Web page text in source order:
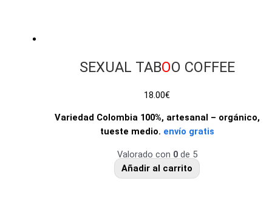
SEXUAL TABOO COFFEE
18.00€
Variedad Colombia 100%, artesanal – orgánico,
tueste medio. envío gratis
Valorado con 0de 5
Añadir al carrito